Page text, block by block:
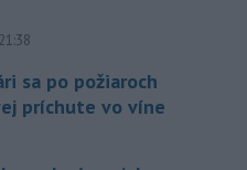
sa po požiaroch
príchute vo víne